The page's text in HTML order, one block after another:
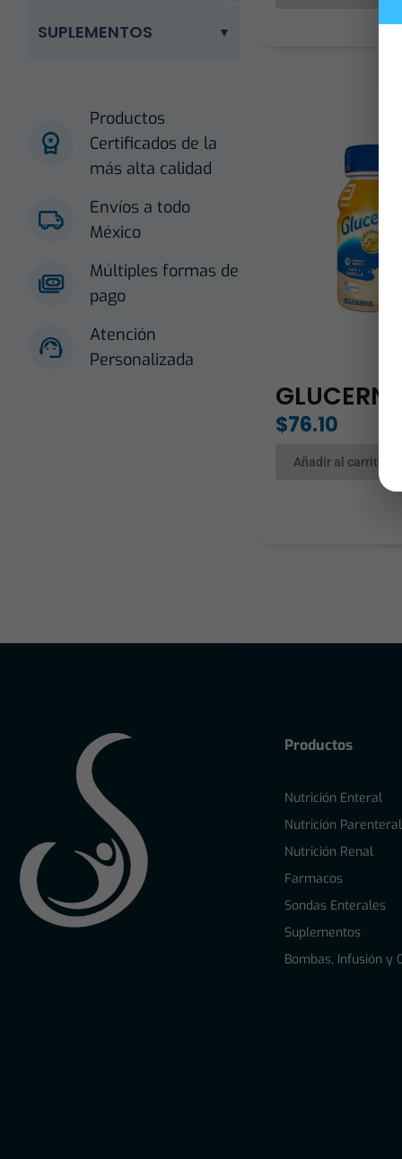
SUPLEMENTOS
Productos
Certificados de la
más alta calidad
Envíos a todo
México
Múltiples formas de
pago
Atención
Personalizada
$76.10
Añadir al carrito
Productos
Nutrición Enteral
Nutrición Parenteral
Nutrición Renal
Farmacos
Sondas Enterales
Suplementos
Bombas, Infusión y